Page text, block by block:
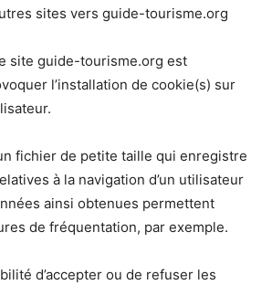
sites vers guide-tourisme.org
site guide-tourisme.org est
l’installation de cookie(s) sur
fichier de petite taille qui enregistre
à la navigation d’un utilisateur
ainsi obtenues permettent
de fréquentation, par exemple.
d’accepter ou de refuser les